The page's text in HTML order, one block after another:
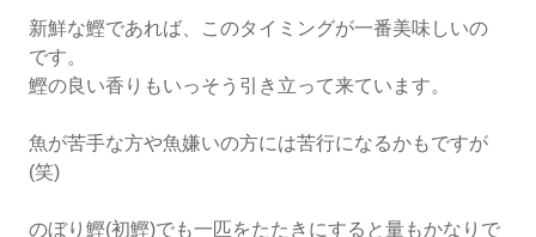
新鮮な鰹であれば、このタイミングが一番美味しいの
です。
鰹の良い香りもいっそう引き立って来ています。
魚が苦手な方や魚嫌いの方には苦行になるかもですが
(笑)
のぼり鰹(初鰹)でも一匹をたたきにすると量もかなりで